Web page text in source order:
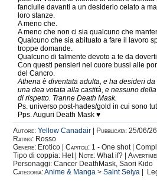
Adoro One Piece ma
caduta a peso morto tra
Cavalieri dello
Che in quanto a
BEH CHE
fanciulle davanti a un desiderio celato a
loro stanze.
A meno che.
A meno che non ci sia qualcuno che
Qualcuno che sia abituato a fare il lavoro
troppe domande.
Qualcuno di talmente devoto a te da
Con questi pensieri nel cuore bussi alle
del Cancro.
Athena è diventata adulta, e ha desideri
una dea votata alla castità, e nessuno
di rispetto. Tranne Death Mask.
Ps. universo post-hades/gold in cui sono
Pps. Auguri Death Mask ♥
Autore: Yellow Canadair Pubblicata: 25/06/
Rating: Rosso
Genere: Erotico | Capitoli: 1 - One shot |
Tipo di coppia: Het |
Note: What if? |
Personaggi: Cancer DeathMask, Saori Kido
Categoria:Anime & Manga > Saint Seiya |